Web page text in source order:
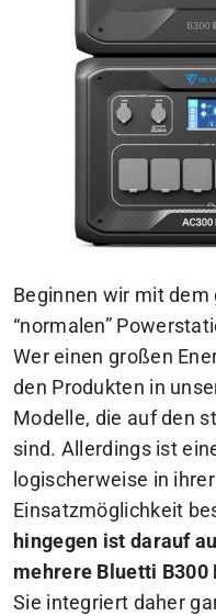
Beginnen wir mit
“normalen”
Wer einen großen
den Produkten in
Modelle, die auf den
sind. Allerdings ist
logischerweise in
Einsatzmöglichkeit
hingegen ist darauf
mehrere Bluetti
Sie integriert daher